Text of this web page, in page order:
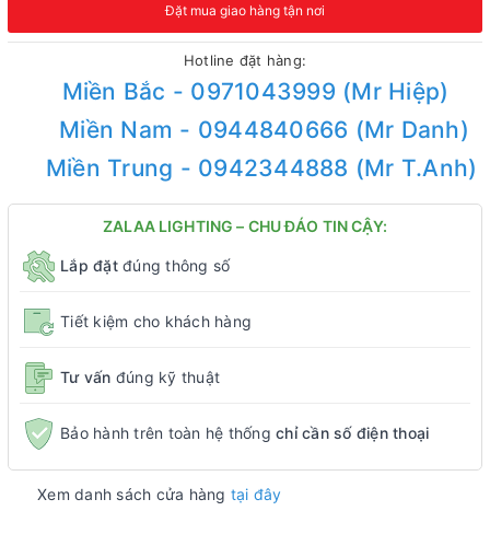
Đặt mua giao hàng tận nơi
Hotline đặt hàng:
Miền Bắc - 0971043999 (Mr Hiệp)
Miền Nam - 0944840666 (Mr Danh)
Miền Trung - 0942344888 (Mr T.Anh)
ZALAA LIGHTING – CHU ĐÁO TIN CẬY:
Lắp đặtđúng thông số
Tiết kiệm cho khách hàng
Tư vấn đúng kỹ thuật
Bảo hành trên toàn hệ thống chỉ cần số điện thoại
Xem danh sách cửa hàng tại đây